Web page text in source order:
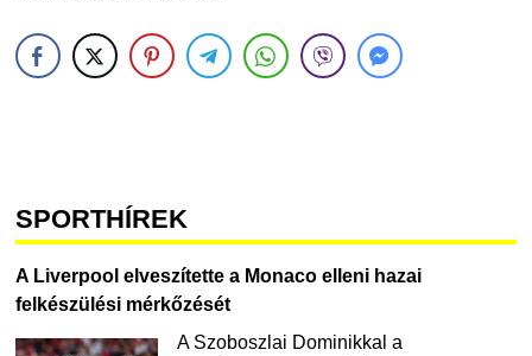
SPORTHÍREK
A Liverpool elveszítette a Monaco elleni hazai
felkészülési mérkőzését
A Szoboszlai Dominikkal a